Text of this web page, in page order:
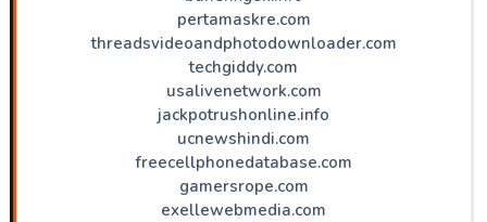
pertamaskre.com
threadsvideoandphotodownloader.com
techgiddy.com
usalivenetwork.com
jackpotrushonline.info
ucnewshindi.com
freecellphonedatabase.com
gamersrope.com
exellewebmedia.com